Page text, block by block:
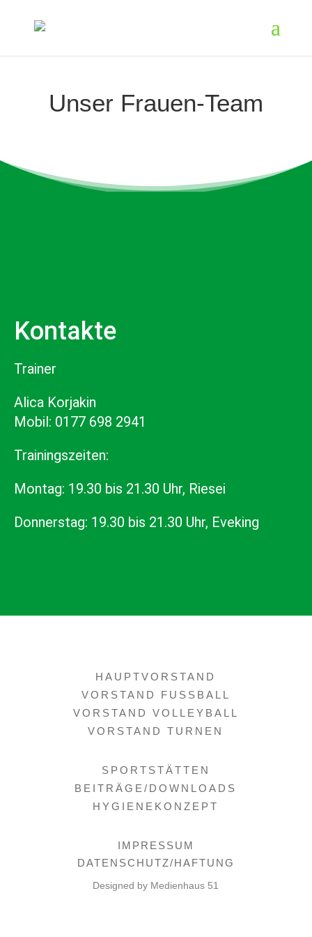
Unser Frauen-Team
Kontakte
Trainer
Alica Korjakin
Mobil: 0177 698 2941
Trainingszeiten:
Montag: 19.30 bis 21.30 Uhr, Riesei
Donnerstag: 19.30 bis 21.30 Uhr, Eveking
HAUPTVORSTAND
VORSTAND FUSSBALL
VORSTAND VOLLEYBALL
VORSTAND TURNEN
SPORTSTÄTTEN
BEITRÄGE/DOWNLOADS
HYGIENEKONZEPT
IMPRESSUM
DATENSCHUTZ/HAFTUNG
Designed by Medienhaus 51